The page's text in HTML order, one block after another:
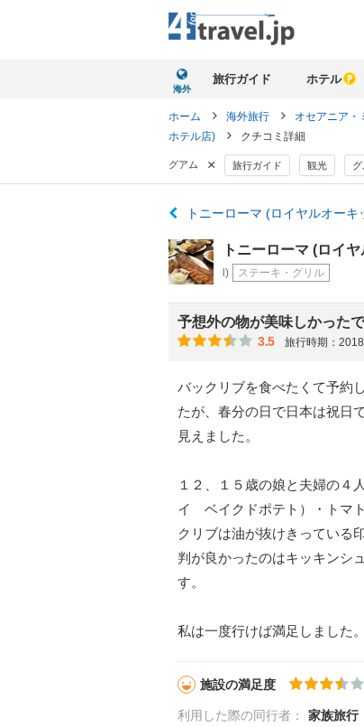
海外
旅行ガイド ホテル
ホーム 海外旅行 オセアニア・
ホテル店)
クチコミ詳細
グアム × 旅行ガイド 観光 グ
トニーローマ (ロイヤルオー
トニーローマ (ロイ
l)
ステーキ・グリル
予想外の物が美味しかった
3.5 旅行時期：
バックリブを食べたくて予約
たが、春分の日で日本は祝日
見えました。
１２、１５歳の娘と夫婦の４
イ ベイクドポテト）・トマ
クリブは油が抜けきっている
判が良かったのはキッキンシ
す。
私は一度行けば満足しました。
施設の満足度
利用した際の同行者： 家族旅行